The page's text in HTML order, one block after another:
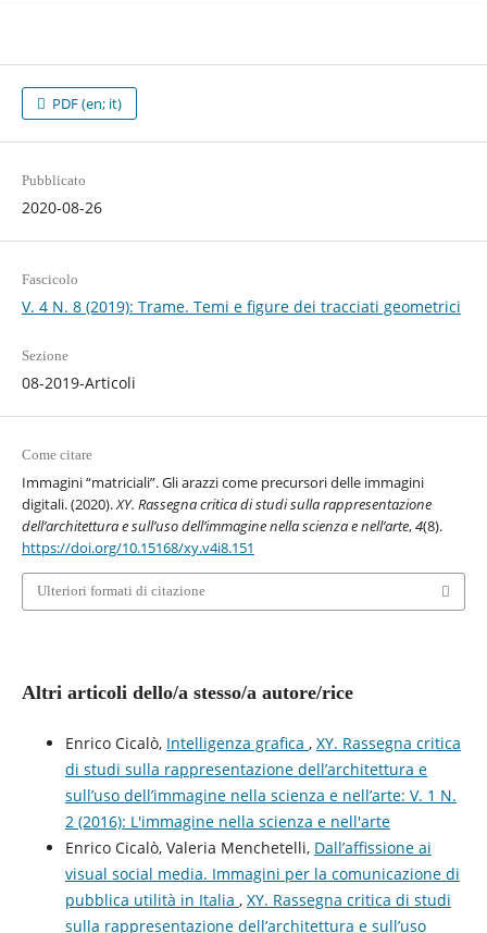
PDF (en; it)
Pubblicato
2020-08-26
Fascicolo
V. 4 N. 8 (2019): Trame. Temi e figure dei tracciati geometrici
Sezione
08-2019-Articoli
Come citare
Immagini “matriciali”. Gli arazzi come precursori delle immagini
digitali. (2020).XY. Rassegna critica di studi sulla rappresentazione
dell’architettura e sull’uso dell’immagine nella scienza e nell’arte,4(8).
https://doi.org/10.15168/xy.v4i8.151
Ulteriori formati di citazione
Altri articoli dello/a stesso/a autore/rice
Enrico Cicalò, Intelligenza grafica , XY. Rassegna critica
di studi sulla rappresentazione dell’architettura e
sull’uso dell’immagine nella scienza e nell’arte: V. 1 N.
2 (2016): L'immagine nella scienza e nell'arte
Enrico Cicalò, Valeria Menchetelli, Dall’affissione ai
visual social media. Immagini per la comunicazione di
pubblica utilità in Italia , XY. Rassegna critica di studi
sulla rappresentazione dell’architettura e sull’uso